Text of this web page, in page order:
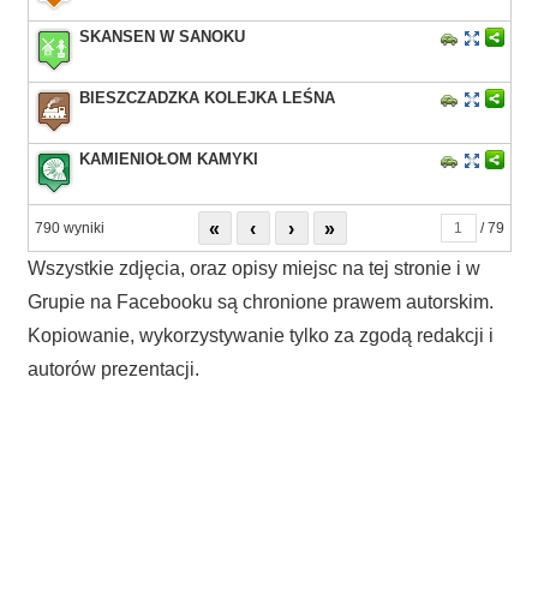
SKANSEN W SANOKU
BIESZCZADZKA KOLEJKA LEŚNA
KAMIENIOŁOM KAMYKI
790 wyniki « ‹ › » / 79
Wszystkie zdjęcia, oraz opisy miejsc na tej stronie i w
Grupie na Facebooku są chronione prawem autorskim.
Kopiowanie, wykorzystywanie tylko za zgodą redakcji i
autorów prezentacji.